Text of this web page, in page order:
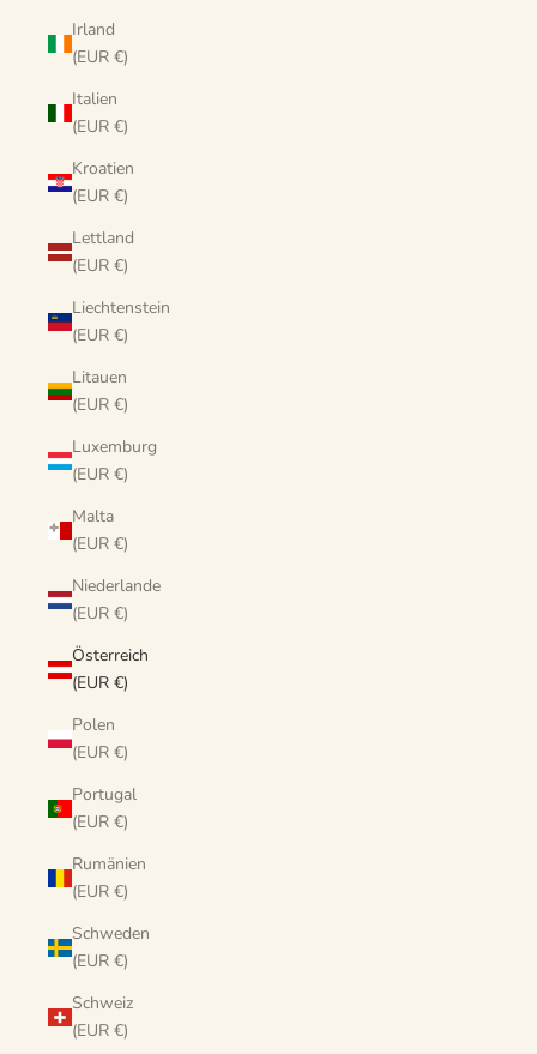
Irland
(EUR €)
Italien
(EUR €)
Kroatien
(EUR €)
Lettland
(EUR €)
Liechtenstein
(EUR €)
Litauen
(EUR €)
Luxemburg
(EUR €)
Malta
(EUR €)
Niederlande
(EUR €)
Österreich
(EUR €)
Polen
(EUR €)
Portugal
(EUR €)
Rumänien
(EUR €)
Schweden
(EUR €)
Schweiz
(EUR €)